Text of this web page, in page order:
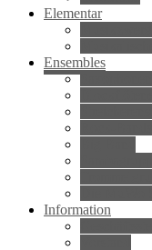
Elementar
Ensembles
Information